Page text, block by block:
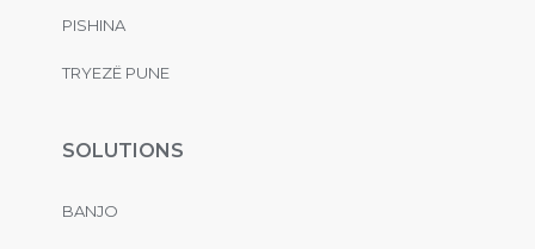
PISHINA
TRYEZË PUNE
SOLUTIONS
BANJO